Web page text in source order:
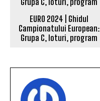
EURO 2024 | Ghidul
Campionatului European:
Grupa C, loturi, program